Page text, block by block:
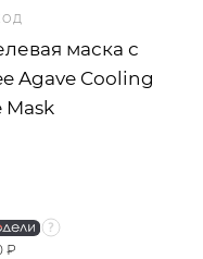
маска с
Agave Cooling
Mask
₽